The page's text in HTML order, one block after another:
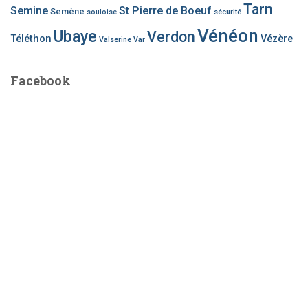
Semine Semène souloise St Pierre de Boeuf sécurité Tarn
Téléthon Ubaye Valserine Var VerdonVénéon Vézère
Facebook